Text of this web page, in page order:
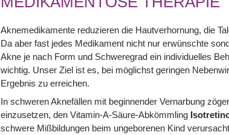
Aknemedikamente reduzieren die Hautverhornung, die
Da aber fast jedes Medikament nicht nur erwünschte
Akne je nach Form und Schweregrad ein individuelles
wichtig. Unser Ziel ist es, bei möglichst geringen
Ergebnis zu erreichen.
In schweren Aknefällen mit beginnender Vernarbung
einzusetzen, den Vitamin-A-Säure-Abkömmling
schwere Mißbildungen beim ungeborenen Kind